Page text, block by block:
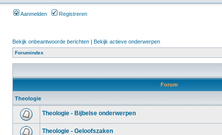
Aanmelden Registreren
Bekijk onbeantwoorde berichten | Bekijk actieve onderwerpen
Forumindex
Forum
Theologie
Theologie - Bijbelse onderwerpen
Theologie - Geloofszaken